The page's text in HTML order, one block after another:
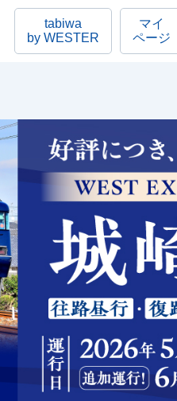
tabiwa
by WESTER
マイ
ページ